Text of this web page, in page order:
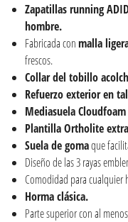
Zapatillas running
hombre.
Fabricada conmalla
frescos.
Collar del tobillo
Refuerzo exterior en
Mediasuela Cloudfoam
Plantilla Ortholite
Suela de gomaque
Diseño de las 3 rayas
Comodidad para cualquier
Horma clásica.
Parte superior con al